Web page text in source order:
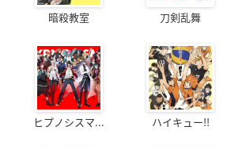
暗殺教室 刀剣乱舞
ヒプノシスマ... ハイキュー!!